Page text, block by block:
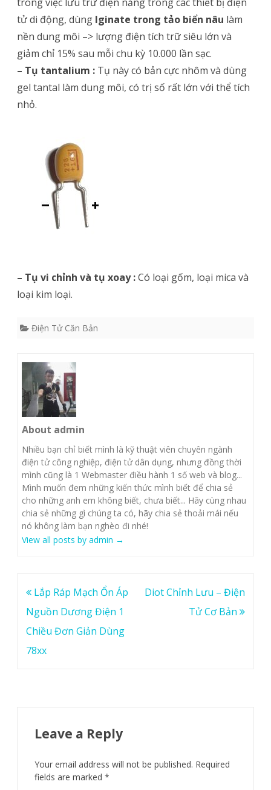
trong việc lưu trữ điện năng trong các thiết bị điện
tử di động, dùng lginate trong tảo biển nâu làm
nền dung môi –> lượng điện tích trữ siêu lớn và
giảm chỉ 15% sau mỗi chu kỳ 10.000 lần sạc.
– Tụ tantalium : Tụ này có bản cực nhôm và dùng
gel tantal làm dung môi, có trị số rất lớn với thể tích
nhỏ.
– Tụ vi chỉnh và tụ xoay :Có loại gốm, loại mica và
loại kim loại.
Điện Tử Căn Bản
About admin
Nhiều bạn chỉ biết mình là kỹ thuật viên chuyên ngành
điện tử công nghiệp, điện tử dân dụng, nhưng đồng thời
mình cũng là 1 Webmaster điều hành 1 số web và blog...
Mình muốn đem những kiến thức mình biết để chia sẻ
cho những anh em không biết, chưa biết... Hãy cùng nhau
chia sẻ những gì chúng ta có, hãy chia sẻ thoải mái nếu
nó không làm bạn nghèo đi nhé!
View all posts by admin →
Post
navigation
Lắp Ráp Mạch Ổn Áp
Nguồn Dương Điện 1
Chiều Đơn Giản Dùng
78xx
Diot Chỉnh Lưu – Điện
Tử Cơ Bản
Leave a Reply
Your email address will not be published. Required
fields are marked *